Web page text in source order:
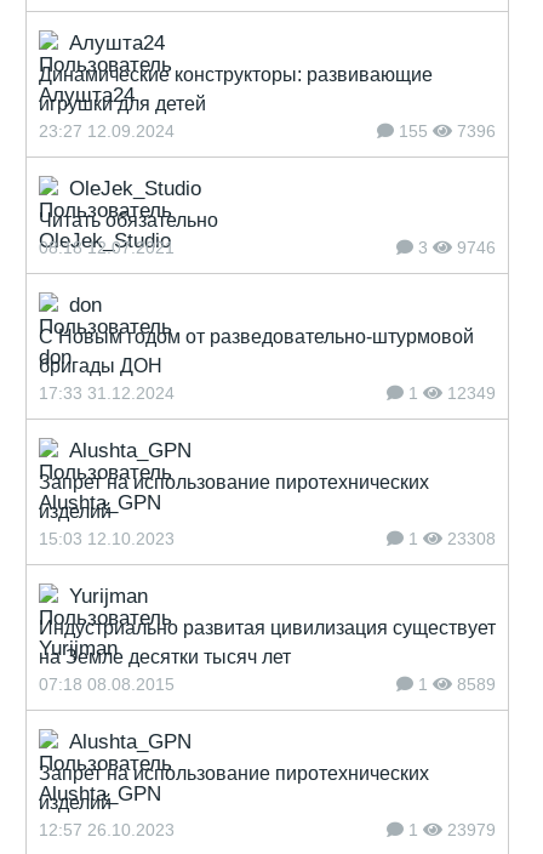
Алушта24
Динамические конструкторы: развивающие
игрушки для детей
23:27 12.09.2024 155 7396
OleJek_Studio
Читать обязательно
08:18 12.07.2021 3 9746
don
С Новым годом от разведовательно-штурмовой
бригады ДОН
17:33 31.12.2024 1 12349
Alushta_GPN
Запрет на использование пиротехнических
изделий
15:03 12.10.2023 1 23308
Yurijman
Индустриально развитая цивилизация существует
на Земле десятки тысяч лет
07:18 08.08.2015 1 8589
Alushta_GPN
Запрет на использование пиротехнических
изделий
12:57 26.10.2023 1 23979